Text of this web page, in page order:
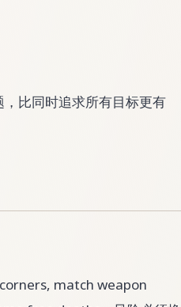
比同时追求所有目标更有
match weapon